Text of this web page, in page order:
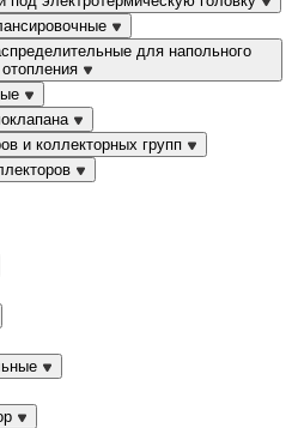
для напольного
отопления
и коллекторных групп